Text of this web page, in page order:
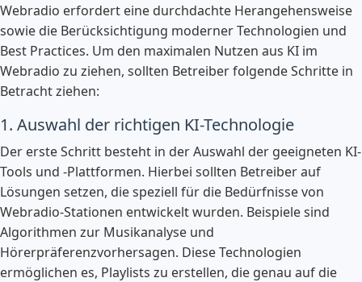
Webradio erfordert eine durchdachte Herangehensweise
sowie die Berücksichtigung moderner Technologien und
Best Practices. Um den maximalen Nutzen aus KI im
Webradio zu ziehen, sollten Betreiber folgende Schritte in
Betracht ziehen:
1. Auswahl der richtigen KI-Technologie
Der erste Schritt besteht in der Auswahl der geeigneten KI-
Tools und -Plattformen. Hierbei sollten Betreiber auf
Lösungen setzen, die speziell für die Bedürfnisse von
Webradio-Stationen entwickelt wurden. Beispiele sind
Algorithmen zur Musikanalyse und
Hörerpräferenzvorhersagen. Diese Technologien
ermöglichen es, Playlists zu erstellen, die genau auf die